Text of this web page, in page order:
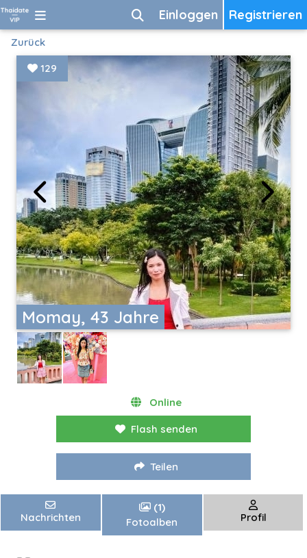
Registrieren
Einloggen
Zurück
Momay, 43 Jahre
129
Online
Flash senden
Teilen
Nachrichten
(1)
Fotoalben
Profil